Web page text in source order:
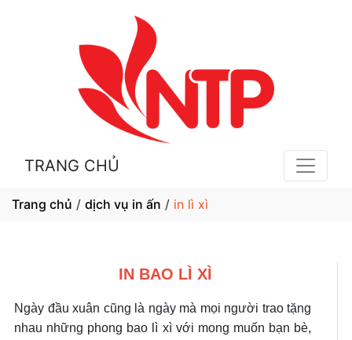
TRANG CHỦ
Trang chủ / dịch vụ in ấn / in lì xì
IN BAO LÌ XÌ
Ngày đầu xuân cũng là ngày mà mọi người trao tặng
nhau những phong bao lì xì với mong muốn bạn bè,